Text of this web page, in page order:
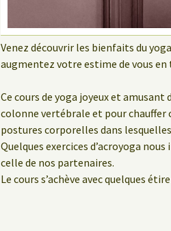
Venez découvrir les bienfaits du
augmentez votre estime de vous
Ce cours de yoga joyeux et
colonne vertébrale et pour chauffer
postures corporelles dans
Quelques exercices d’acroyoga
celle de nos partenaires.
Le cours s’achève avec quelques